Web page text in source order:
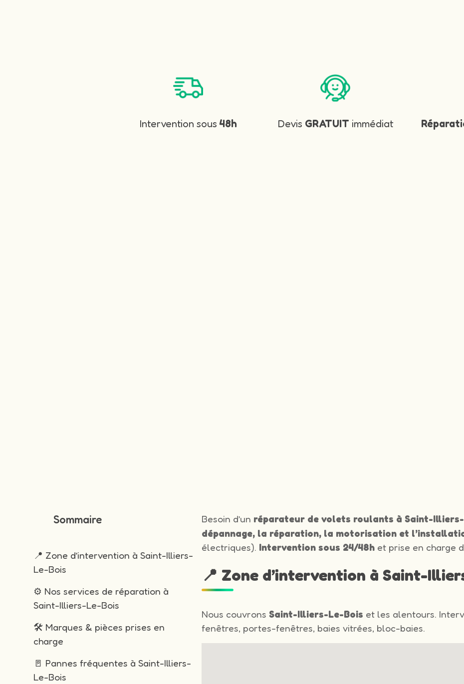
Intervention sous 48h Devis GRATUIT immédiat
Sommaire
📍 Zone d’intervention à Saint-Illiers-
Le-Bois
⚙️ Nos services de réparation à
Saint-Illiers-Le-Bois
🛠️ Marques & pièces prises en
charge
🚪 Pannes fréquentes à Saint-Illiers-
Le-Bois
Besoin d’un réparateur de volets roulants à Saint-
dépannage, la réparation, la motorisation et
électriques). Intervention sous 24/48h et prise en charge
📍 Zone d’intervention à Saint-
Nous couvronsSaint-Illiers-Le-Bois et les alentours.
fenêtres, portes-fenêtres, baies vitrées, bloc-baies.